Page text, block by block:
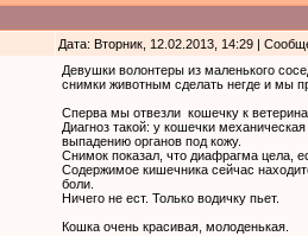
Дата: Вторник, 12.02.2013, 14:29 |
Девушки волонтеры из маленького
снимки животным сделать негде и мы
Сперва мы отвезли кошечку к
Диагноз такой: у кошечки
выпадению органов под кожу.
Снимок показал, что диафрагма цела,
Содержимое кишечника сейчас
боли.
Ничего не ест. Только водичку пьет.
Кошка очень красивая, молоденькая.